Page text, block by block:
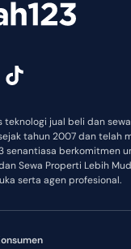
teknologi jual beli dan
tahun 2007 dan telah
senantiasa berkomitmen
Sewa Properti Lebih
serta agen profesional.